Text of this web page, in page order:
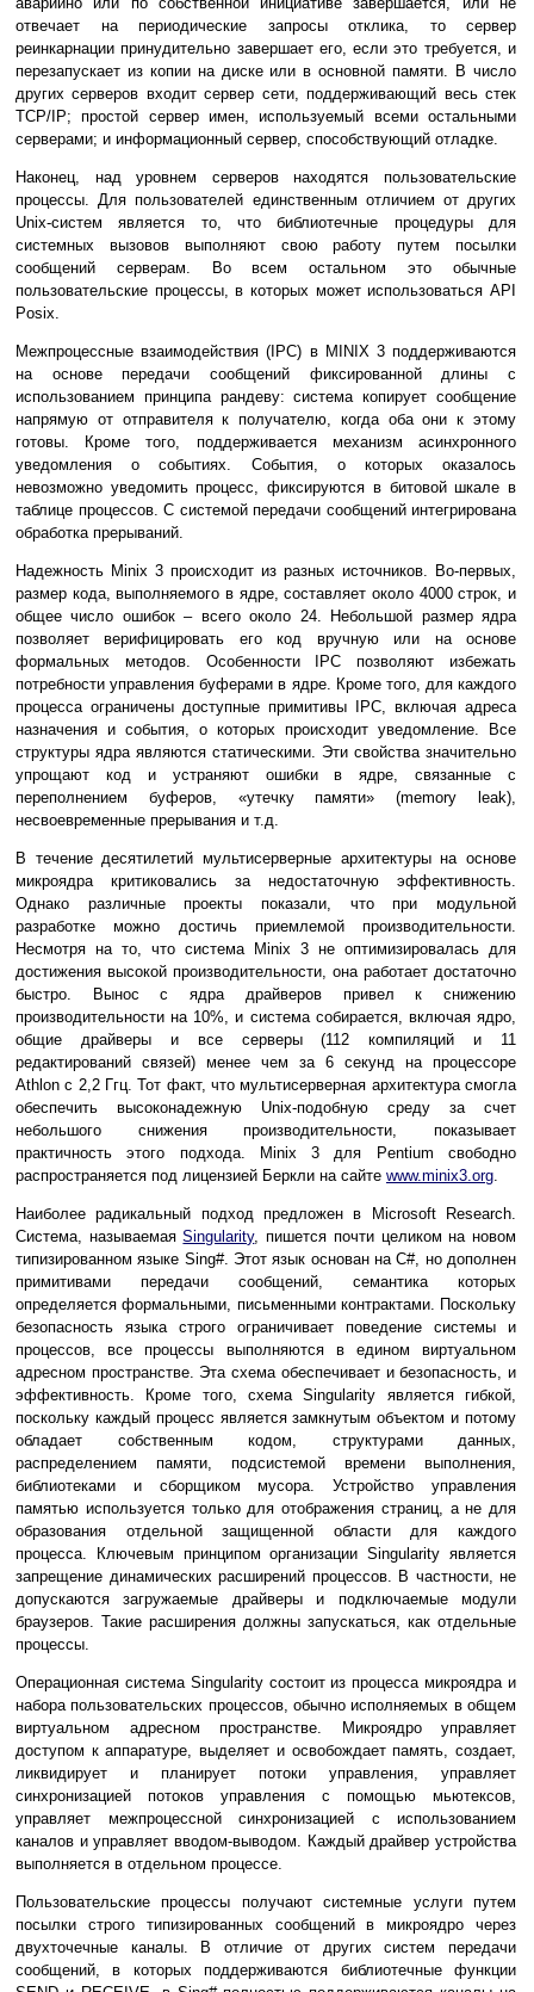
отвечает на периодические запросы отклика, то сервер
реинкарнации принудительно завершает его, если это требуется, и
перезапускает из копии на диске или в основной памяти. В число
других серверов входит сервер сети, поддерживающий весь стек
TCP/IP; простой сервер имен, используемый всеми остальными
серверами; и информационный сервер, способствующий отладке.
Наконец, над уровнем серверов находятся пользовательские
процессы. Для пользователей единственным отличием от других
Unix-систем является то, что библиотечные процедуры для
системных вызовов выполняют свою работу путем посылки
сообщений серверам. Во всем остальном это обычные
пользовательские процессы, в которых может использоваться API
Posix.
Межпроцессные взаимодействия (IPC) в MINIX 3 поддерживаются
на основе передачи сообщений фиксированной длины с
использованием принципа рандеву: система копирует сообщение
напрямую от отправителя к получателю, когда оба они к этому
готовы. Кроме того, поддерживается механизм асинхронного
уведомления о событиях. События, о которых оказалось
невозможно уведомить процесс, фиксируются в битовой шкале в
таблице процессов. С системой передачи сообщений интегрирована
обработка прерываний.
Надежность Minix 3 происходит из разных источников. Во-первых,
размер кода, выполняемого в ядре, составляет около 4000 строк, и
общее число ошибок – всего около 24. Небольшой размер ядра
позволяет верифицировать его код вручную или на основе
формальных методов. Особенности IPC позволяют избежать
потребности управления буферами в ядре. Кроме того, для каждого
процесса ограничены доступные примитивы IPC, включая адреса
назначения и события, о которых происходит уведомление. Все
структуры ядра являются статическими. Эти свойства значительно
упрощают код и устраняют ошибки в ядре, связанные с
переполнением буферов, «утечку памяти» (memory leak),
несвоевременные прерывания и т.д.
В течение десятилетий мультисерверные архитектуры на основе
микроядра критиковались за недостаточную эффективность.
Однако различные проекты показали, что при модульной
разработке можно достичь приемлемой производительности.
Несмотря на то, что система Minix 3 не оптимизировалась для
достижения высокой производительности, она работает достаточно
быстро. Вынос с ядра драйверов привел к снижению
производительности на 10%, и система собирается, включая ядро,
общие драйверы и все серверы (112 компиляций и 11
редактирований связей) менее чем за 6 секунд на процессоре
Athlon с 2,2 Ггц. Тот факт, что мультисерверная архитектура смогла
обеспечить высоконадежную Unix-подобную среду за счет
небольшого снижения производительности, показывает
практичность этого подхода. Minix 3 для Pentium свободно
распространяется под лицензией Беркли на сайте www.minix3.org.
Наиболее радикальный подход предложен в Microsoft Research.
Система, называемаяSingularity, пишется почти целиком на новом
типизированном языке Sing#. Этот язык основан на C#, но дополнен
примитивами передачи сообщений, семантика которых
определяется формальными, письменными контрактами. Поскольку
безопасность языка строго ограничивает поведение системы и
процессов, все процессы выполняются в едином виртуальном
адресном пространстве. Эта схема обеспечивает и безопасность, и
эффективность. Кроме того, схема Singularity является гибкой,
поскольку каждый процесс является замкнутым объектом и потому
обладает собственным кодом, структурами данных,
распределением памяти, подсистемой времени выполнения,
библиотеками и сборщиком мусора. Устройство управления
памятью используется только для отображения страниц, а не для
образования отдельной защищенной области для каждого
процесса. Ключевым принципом организации Singularity является
запрещение динамических расширений процессов. В частности, не
допускаются загружаемые драйверы и подключаемые модули
браузеров. Такие расширения должны запускаться, как отдельные
процессы.
Операционная система Singularity состоит из процесса микроядра и
набора пользовательских процессов, обычно исполняемых в общем
виртуальном адресном пространстве. Микроядро управляет
доступом к аппаратуре, выделяет и освобождает память, создает,
ликвидирует и планирует потоки управления, управляет
синхронизацией потоков управления с помощью мьютексов,
управляет межпроцессной синхронизацией с использованием
каналов и управляет вводом-выводом. Каждый драйвер устройства
выполняется в отдельном процессе.
Пользовательские процессы получают системные услуги путем
посылки строго типизированных сообщений в микроядро через
двухточечные каналы. В отличие от других систем передачи
сообщений, в которых поддерживаются библиотечные функции